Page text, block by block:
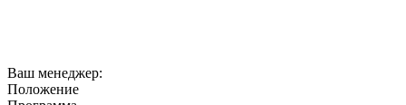
Ваш менеджер:
Положение